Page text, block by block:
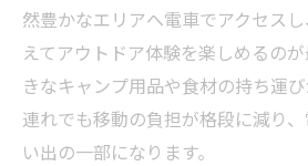
全に楽しむ方法
手ぶらキャンプが親子
めな理由
子供も大満足の手ぶらキ
然豊かなエリアへ電車でアクセス
えてアウトドア体験を楽しめるの
きなキャンプ用品や食材の持ち運
連れでも移動の負担が格段に減り
い出の一部になります。